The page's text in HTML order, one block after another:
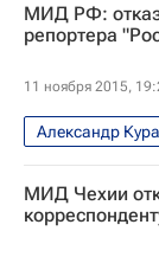
Весь мир
МИД РФ: отказ
репортера
11 ноября 2015,
Александр
Новости
Европа
МИД Чехии